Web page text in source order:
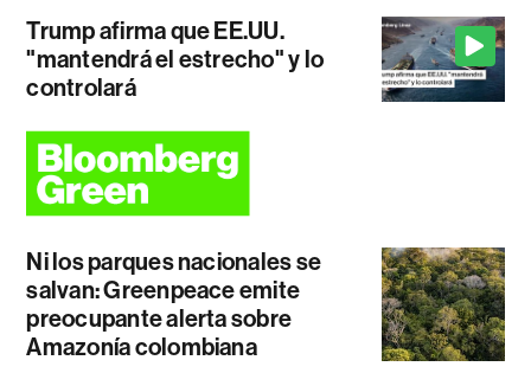
Trump afirma que EE.UU.
"mantendrá el estrecho" y lo
controlará
Ni los parques nacionales se
salvan: Greenpeace emite
preocupante alerta sobre
Amazonía colombiana